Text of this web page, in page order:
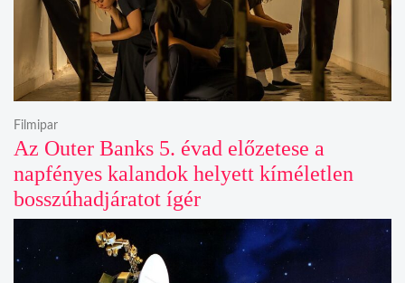
Az Outer Banks 5. évad előzetese a
napfényes kalandok helyett kíméletlen
bosszúhadjáratot ígér
Filmipar